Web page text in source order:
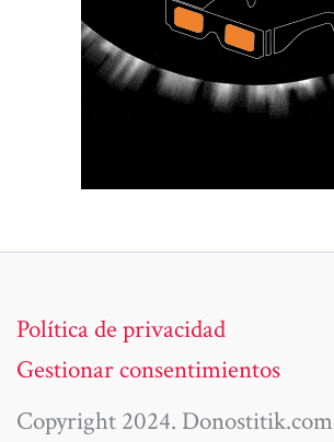
Política de privacidad
Gestionar consentimientos
Copyright 2024. Donostitik.com